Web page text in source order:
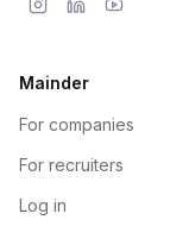
Mainder
For companies
For recruiters
Log in